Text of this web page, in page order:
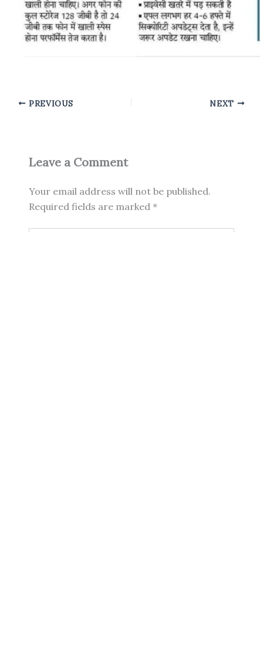
PREVIOUS NEXT
Leave a Comment
Your email address will not be published.
Required fields are marked *
Type